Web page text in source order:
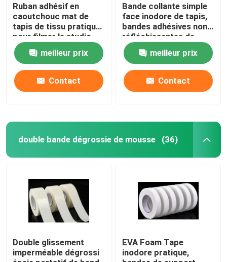
Vidéos
A propos de nous
Contact
Demande de soumission
ruban adhésif de fonte chaude
Ruban adhésif de tapis
Ruban adhésif en
caoutchouc mat de
tapis de tissu pratique
pour filmer le studio
meilleur prix
Contact
Bande collante simple
face inodore de tapis,
bandes adhésives non
réfléchissantes de
tapis
meilleur prix
Contact
double bande dégrossie de mousse (36)
Double glissement
imperméable dégrossi
EVA Foam Tape
inodore pratique,